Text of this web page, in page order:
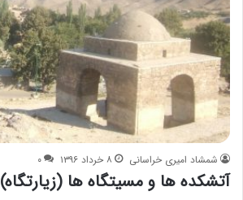
شمشاد امیری خراسانی ۸ خرداد ۱۳۹۶ ۰
آتشکده ها و مسیتگاه ها (زیارتگاه)